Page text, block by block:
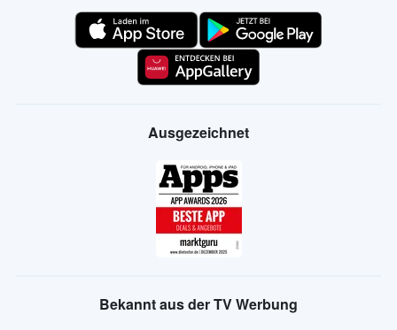
Ausgezeichnet
Bekannt aus der TV Werbung